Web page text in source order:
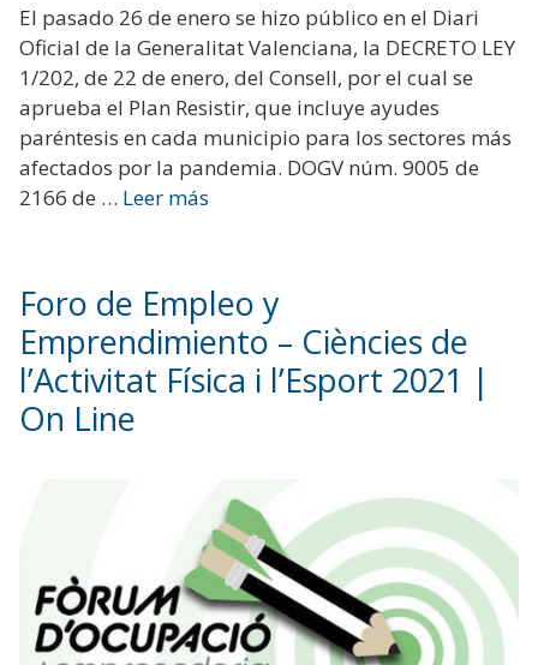
El pasado 26 de enero se hizo público en el Diari
Oficial de la Generalitat Valenciana, la DECRETO LEY
1/202, de 22 de enero, del Consell, por el cual se
aprueba el Plan Resistir, que incluye ayudes
paréntesis en cada municipio para los sectores más
afectados por la pandemia. DOGV núm. 9005 de
2166 de … Leer más
Foro de Empleo y
Emprendimiento – Ciències de
l’Activitat Física i l’Esport 2021 |
On Line